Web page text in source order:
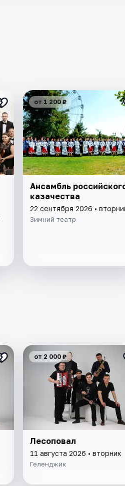
от 1 200 ₽
Ансамбль
казачества
22 сентября 2026 •
Зимний театр
от 2 000 ₽
Лесоповал
11 августа 2026 • вторник
Геленджик